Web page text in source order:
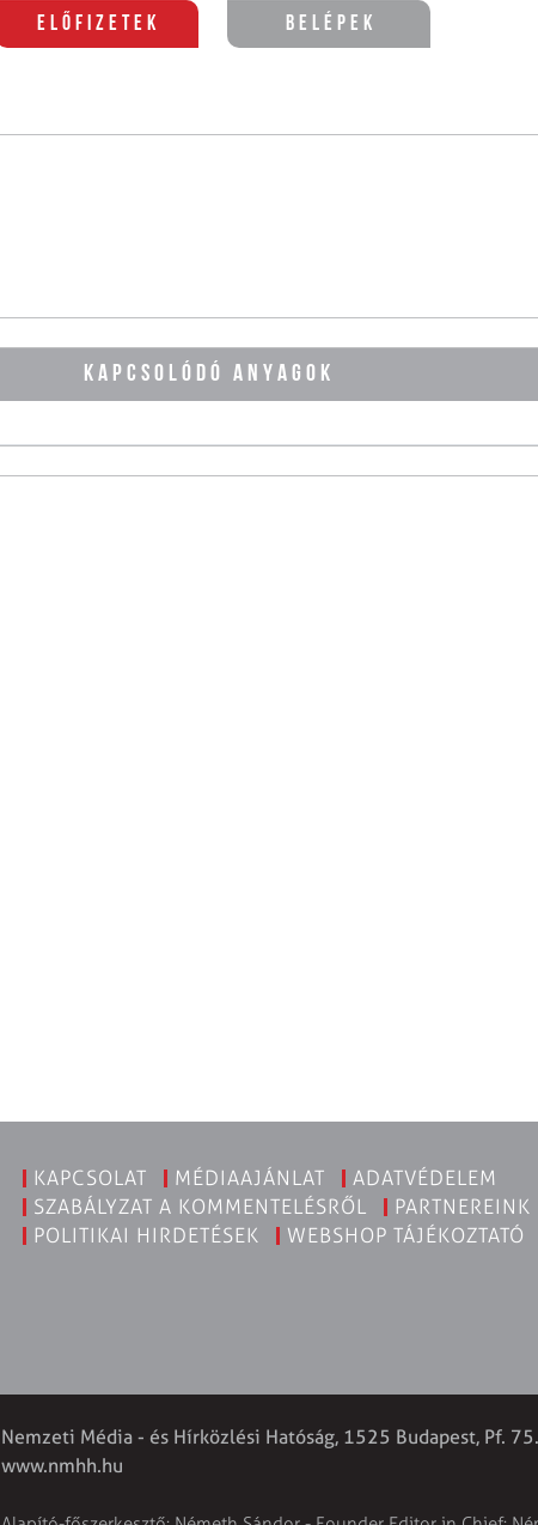
Előfizetek Belépek
KAPCSOLÓDÓ ANYAGOK
KAPCSOLAT MÉDIAAJÁNLAT
ADATVÉDELEM
SZABÁLYZAT A KOMMENTELÉSRŐL
PARTNEREINK
POLITIKAI HIRDETÉSEK
WEBSHOP TÁJÉKOZTATÓ
Nemzeti Média - és Hírközlési Hatóság, 1525 Budapest, Pf.
www.nmhh.hu